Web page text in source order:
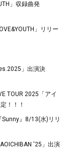
」収録曲発
」リリー
」出演決
TOUR 2025「アイ
！！！
Sunny』8/13(水)リリ
'25」出演